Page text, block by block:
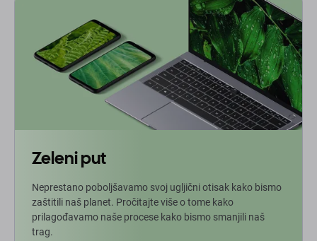
Zeleni put
Neprestano poboljšavamo svoj ugljični otisak kako bismo
zaštitili naš planet. Pročitajte više o tome kako
prilagođavamo naše procese kako bismo smanjili naš
trag.